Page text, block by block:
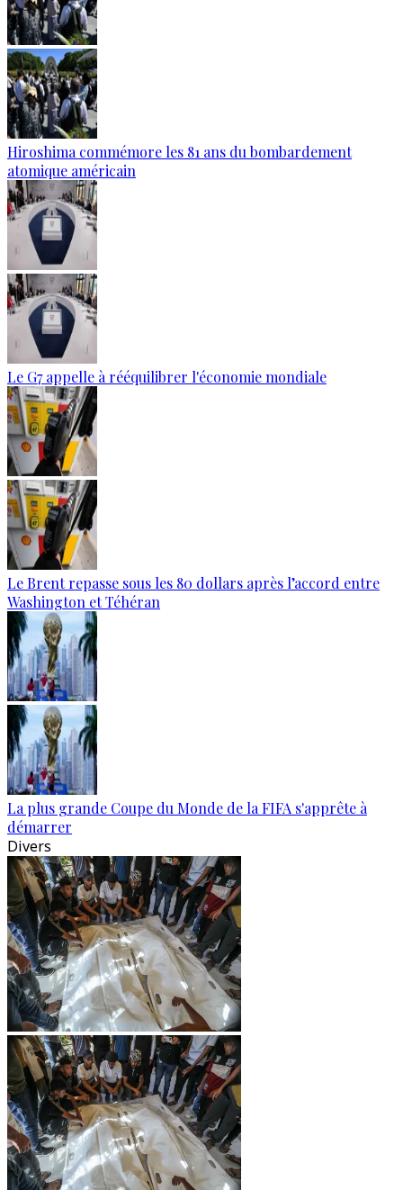
Hiroshima commémore les 81 ans du bombardement
atomique américain
Le G7 appelle à rééquilibrer l'économie mondiale
Le Brent repasse sous les 80 dollars après l’accord entre
Washington et Téhéran
La plus grande Coupe du Monde de la FIFA s'apprête à
démarrer
Divers